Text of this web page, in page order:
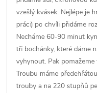
vzešlý kvásek. Nejlépe je
práci) po chvíli přidáme
Necháme 60-90 minut
tři bochánky, které dáme
vyhynout. Pak
Troubu máme
trouby a na 220 stupňů